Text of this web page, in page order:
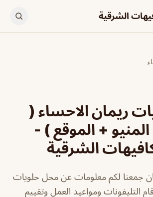
الشرقية
ريمان الاحساء (
+ الموقع ) -
الشرقية
جمعنا لكم معلومات عن محل حلويات
التليفونات ومواعيد العمل وتقييم